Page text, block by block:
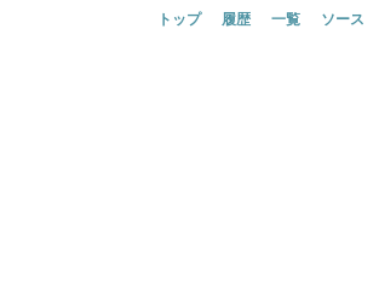
トップ 履歴 一覧 ソース